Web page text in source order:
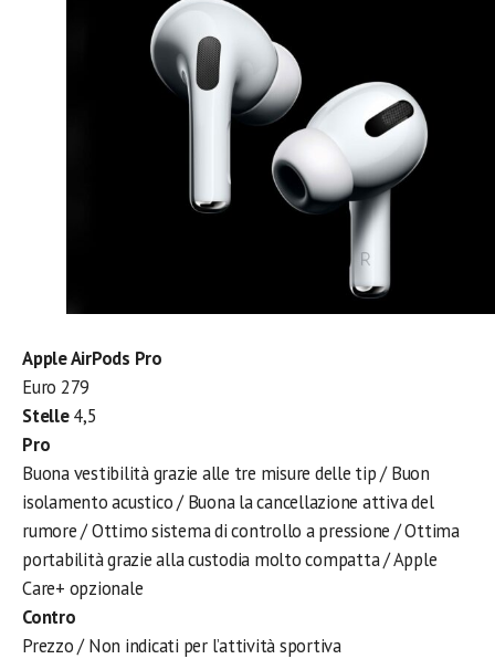
Apple AirPods Pro
Euro 279
Stelle4,5
Pro
Buona vestibilità grazie alle tre misure delle tip / Buon
isolamento acustico / Buona la cancellazione attiva del
rumore / Ottimo sistema di controllo a pressione / Ottima
portabilità grazie alla custodia molto compatta / Apple
Care+ opzionale
Contro
Prezzo / Non indicati per l’attività sportiva